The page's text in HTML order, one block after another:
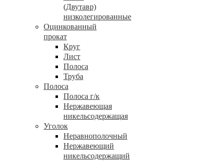
(Двутавр)
низколегированные
Оцинкованный
прокат
Круг
Лист
Полоса
Труба
Полоса
Полоса г/к
Нержавеющая
никельсодержащая
Уголок
Неравнополочный
Нержавеющий
никельсодержащий